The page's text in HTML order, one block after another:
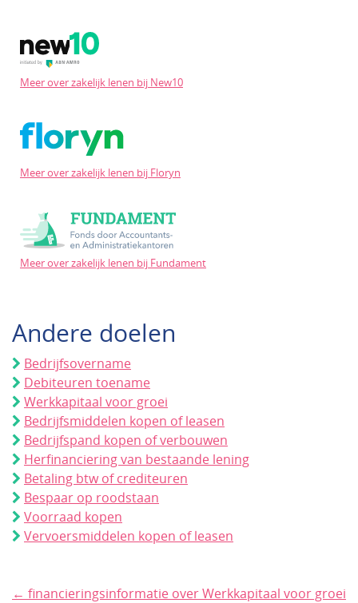
Meer over zakelijk lenen bij New10
Meer over zakelijk lenen bij Floryn
Meer over zakelijk lenen bij Fundament
Andere doelen
Bedrijfsovername
Debiteuren toename
Werkkapitaal voor groei
Bedrijfsmiddelen kopen of leasen
Bedrijfspand kopen of verbouwen
Herfinanciering van bestaande lening
Betaling btw of crediteuren
Bespaar op roodstaan
Voorraad kopen
Vervoersmiddelen kopen of leasen
← financieringsinformatie over Werkkapitaal voor groei